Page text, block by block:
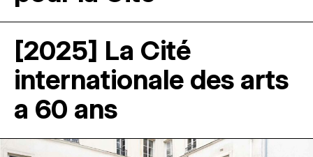
[2025] La Cité
internationale des arts
a 60 ans